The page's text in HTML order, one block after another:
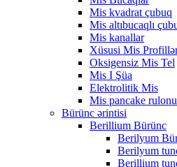
Mis kvadrat çubuq
Mis altıbucaqlı
Mis kanallar
Xüsusi Mis
Oksigensiz Mis Tel
Mis I Şüa
Elektrolitik Mis
Mis pancake rulonu
Bürünc ərintisi
Berillium Bürünc
Berilyum
Berilyum
Berillium